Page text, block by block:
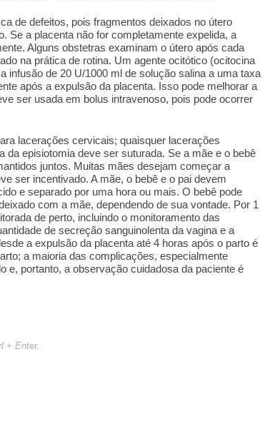
de defeitos, pois fragmentos deixados no útero
Se a placenta não for completamente expelida, a
Alguns obstetras examinam o útero após cada
na prática de rotina. Um agente ocitótico (ocitocina
infusão de 20 U/1000 ml de solução salina a uma taxa
após a expulsão da placenta. Isso pode melhorar a
ser usada em bolus intravenoso, pois pode ocorrer
lacerações cervicais; quaisquer lacerações
da episiotomia deve ser suturada. Se a mãe e o bebê
juntos. Muitas mães desejam começar a
ser incentivado. A mãe, o bebê e o pai devem
e separado por uma hora ou mais. O bebê pode
com a mãe, dependendo de sua vontade. Por 1
de perto, incluindo o monitoramento das
de secreção sanguinolenta da vagina e a
a expulsão da placenta até 4 horas após o parto é
a maioria das complicações, especialmente
e, portanto, a observação cuidadosa da paciente é
+ Enter.